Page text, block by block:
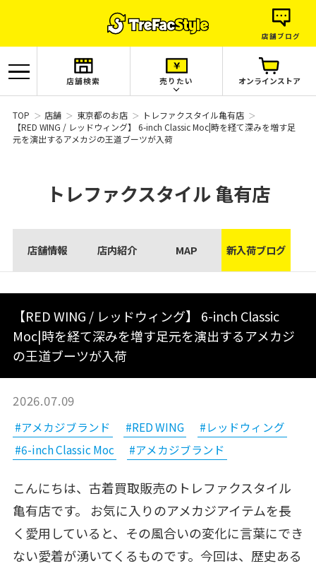
店舗ブログ
店舗検索 売りたい オンラインストア
TOP 店舗 東京都のお店
トレファクスタイル亀有店
【RED WING / レッドウィング】 6-inch Classic Moc|時を経て深みを増す足
元を演出するアメカジの王道ブーツが入荷
トレファクスタイル亀有店
店舗情報 店内紹介 MAP 新入荷ブログ
【RED WING / レッドウィング】 6-inch Classic
Moc|時を経て深みを増す足元を演出するアメカジ
の王道ブーツが入荷
2026.07.09
#アメカジブランド #RED WING
#レッドウィング
#6-inch Classic Moc
#アメカジブランド
こんにちは、古着買取販売のトレファクスタイル
亀有店です。 お気に入りのアメカジアイテムを長
く愛用していると、その風合いの変化に言葉にでき
ない愛着が湧いてくるものです。今回は、歴史ある